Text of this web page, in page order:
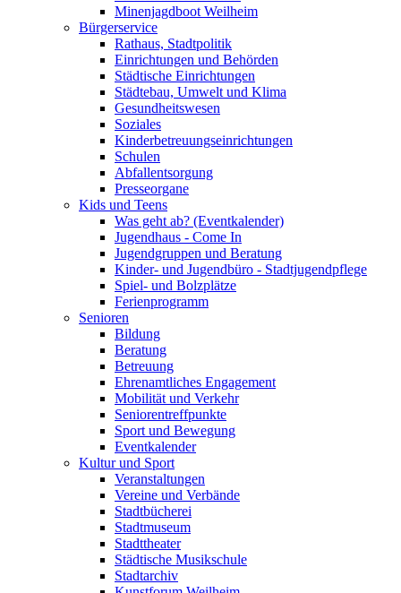
Minenjagdboot Weilheim
Bürgerservice
Rathaus, Stadtpolitik
Einrichtungen und Behörden
Städtische Einrichtungen
Städtebau, Umwelt und Klima
Gesundheitswesen
Soziales
Kinderbetreuungseinrichtungen
Schulen
Abfallentsorgung
Presseorgane
Kids und Teens
Was geht ab? (Eventkalender)
Jugendhaus - Come In
Jugendgruppen und Beratung
Kinder- und Jugendbüro - Stadtjugendpflege
Spiel- und Bolzplätze
Ferienprogramm
Senioren
Bildung
Beratung
Betreuung
Ehrenamtliches Engagement
Mobilität und Verkehr
Seniorentreffpunkte
Sport und Bewegung
Eventkalender
Kultur und Sport
Veranstaltungen
Vereine und Verbände
Stadtbücherei
Stadtmuseum
Stadttheater
Städtische Musikschule
Stadtarchiv